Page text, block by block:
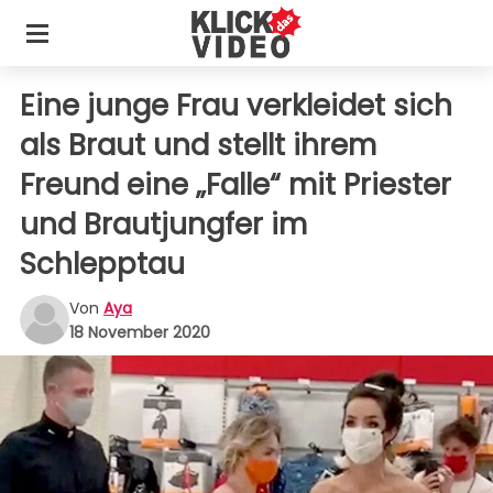
Eine junge Frau verkleidet sich
als Braut und stellt ihrem
Freund eine „Falle“ mit Priester
und Brautjungfer im
Schlepptau
Von Aya
18 November 2020